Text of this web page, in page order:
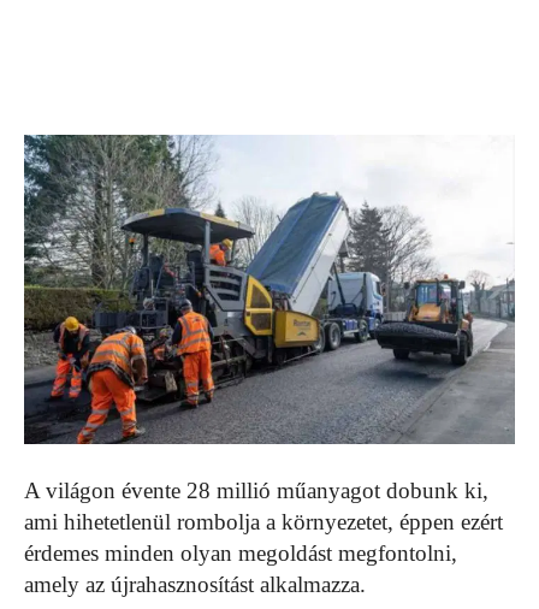
A világon évente 28 millió műanyagot dobunk ki,
ami hihetetlenül rombolja a környezetet, éppen ezért
érdemes minden olyan megoldást megfontolni,
amely az újrahasznosítást alkalmazza.